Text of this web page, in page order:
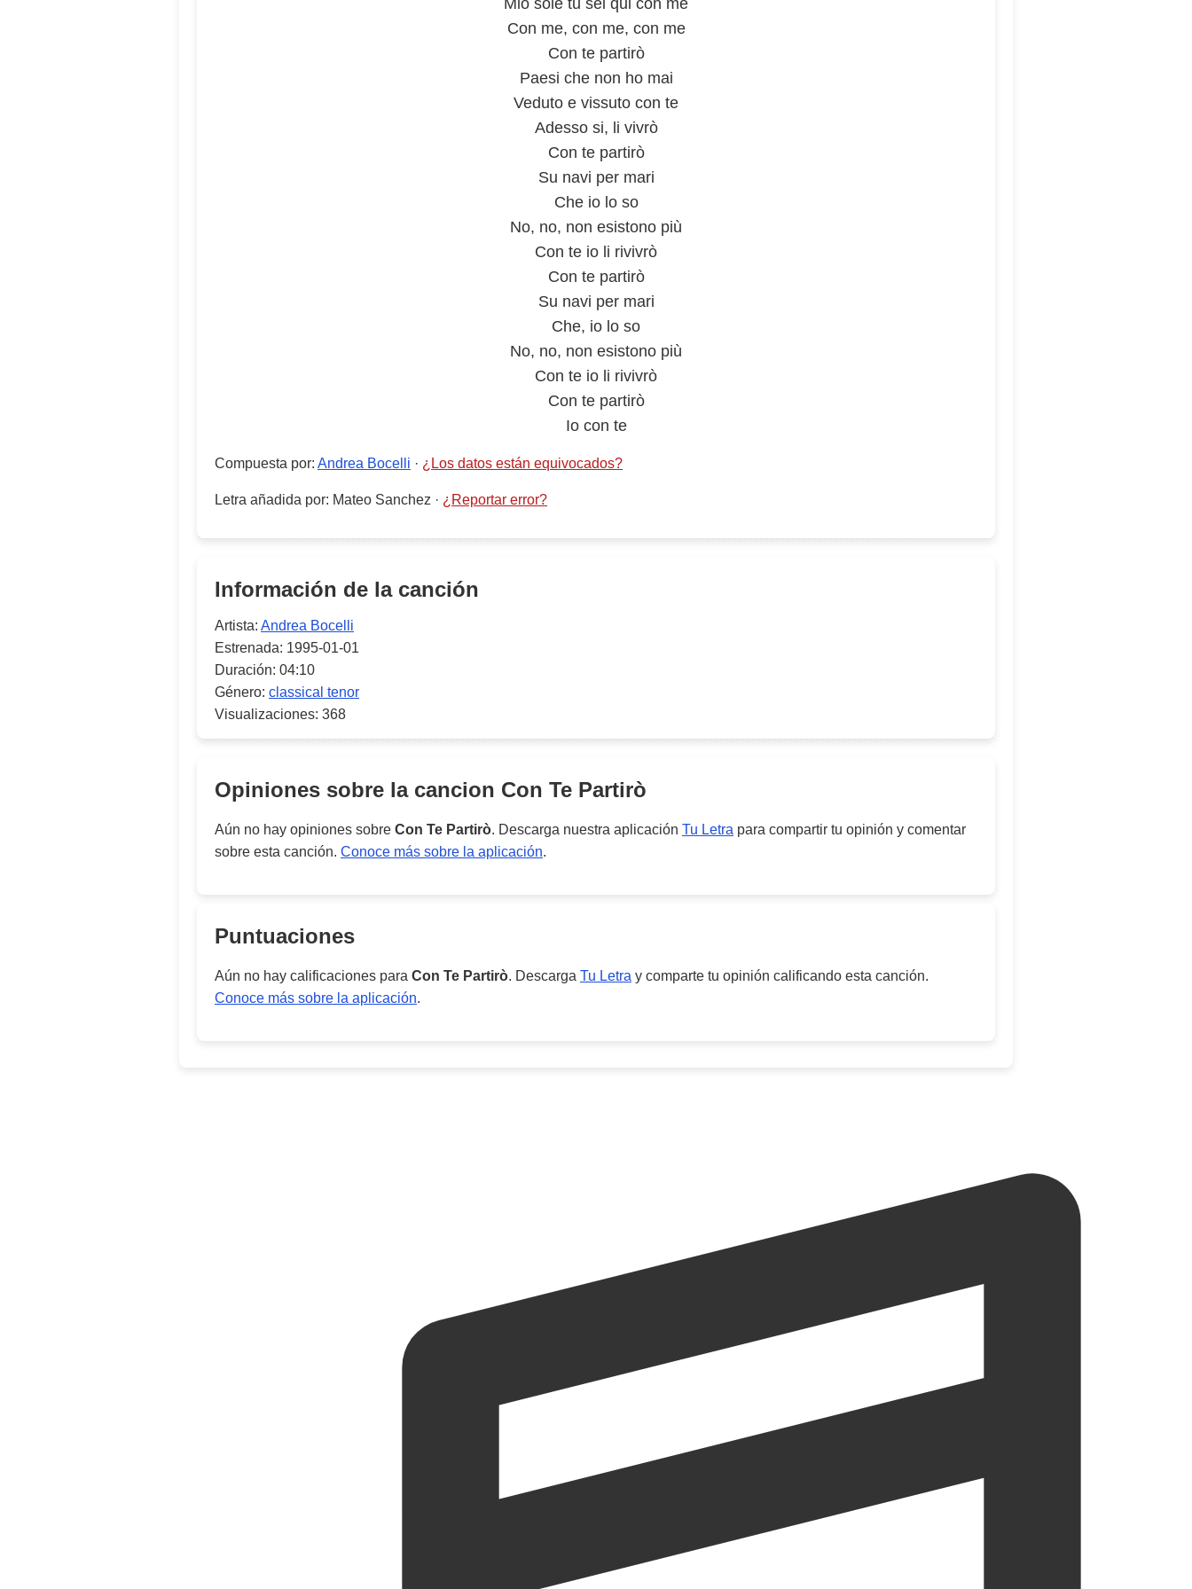
Mio sole tu sei qui con me
Con me, con me, con me
Con te partirò
Paesi che non ho mai
Veduto e vissuto con te
Adesso si, li vivrò
Con te partirò
Su navi per mari
Che io lo so
No, no, non esistono più
Con te io li rivivrò
Con te partirò
Su navi per mari
Che, io lo so
No, no, non esistono più
Con te io li rivivrò
Con te partirò
Io con te
Compuesta por: Andrea Bocelli · ¿Los datos están equivocados?
Letra añadida por: Mateo Sanchez · ¿Reportar error?
Información de la canción
Artista: Andrea Bocelli
Estrenada: 1995-01-01
Duración: 04:10
Género: classical tenor
Visualizaciones: 368
Opiniones sobre la cancion Con Te Partirò
Aún no hay opiniones sobre Con Te Partirò. Descarga nuestra aplicación Tu Letra para compartir tu opinión y comentar
sobre esta canción. Conoce más sobre la aplicación.
Puntuaciones
Aún no hay calificaciones para Con Te Partirò. Descarga Tu Letra y comparte tu opinión calificando esta canción.
Conoce más sobre la aplicación.